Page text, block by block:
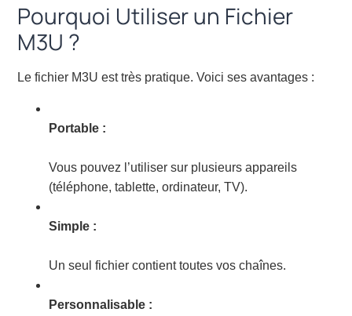
Pourquoi Utiliser un Fichier
M3U ?
Le fichier M3U est très pratique. Voici ses avantages :
Portable :
Vous pouvez l’utiliser sur plusieurs appareils
(téléphone, tablette, ordinateur, TV).
Simple :
Un seul fichier contient toutes vos chaînes.
Personnalisable :